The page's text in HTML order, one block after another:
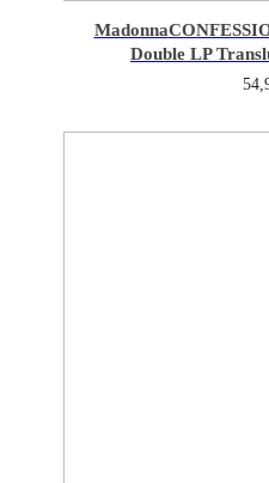
Madonna
Double LP